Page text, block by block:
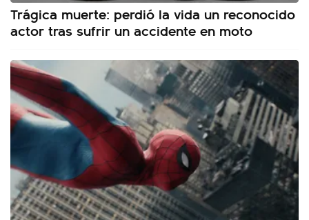
Trágica muerte: perdió la vida un reconocido
actor tras sufrir un accidente en moto